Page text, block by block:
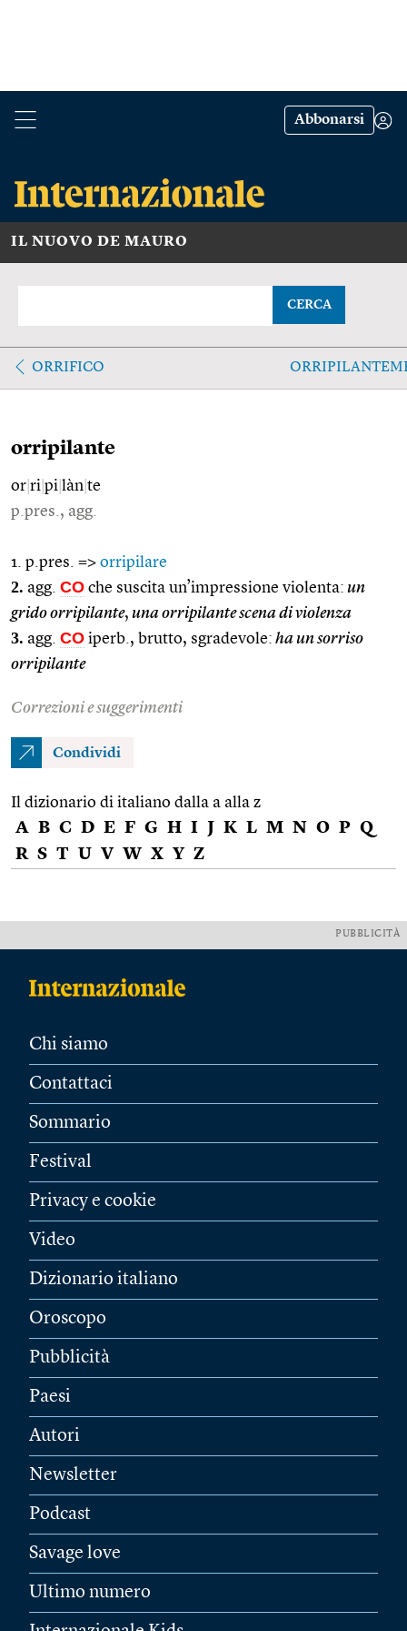
Abbonarsi
IL NUOVO DE MAURO
CERCA
ORRIFICO
orripilante
or ri pi làn te
p.pres., agg.
1. p.pres. => orripilare
2. agg. CO che suscita un’impressione violenta: un
grido orripilante, una orripilante scena di violenza
3. agg. CO iperb., brutto, sgradevole: ha un sorriso
orripilante
Correzioni e suggerimenti
Condividi
Il dizionario di italiano dalla a alla z
A B C D E F G H I J K L M N O P Q
R S T U V W X Y Z
PUBBLICITÀ
Chi siamo
Contattaci
Sommario
Festival
Privacy e cookie
Video
Dizionario italiano
Oroscopo
Pubblicità
Paesi
Autori
Newsletter
Podcast
Savage love
Ultimo numero